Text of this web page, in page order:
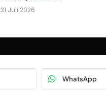
31 Juli 2026
WhatsApp